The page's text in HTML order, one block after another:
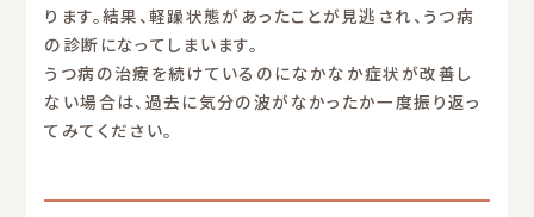
ります。結果、軽躁状態があったことが見逃され、うつ病
の診断になってしまいます。
うつ病の治療を続けているのになかなか症状が改善し
ない場合は、過去に気分の波がなかったか一度振り返っ
てみてください。